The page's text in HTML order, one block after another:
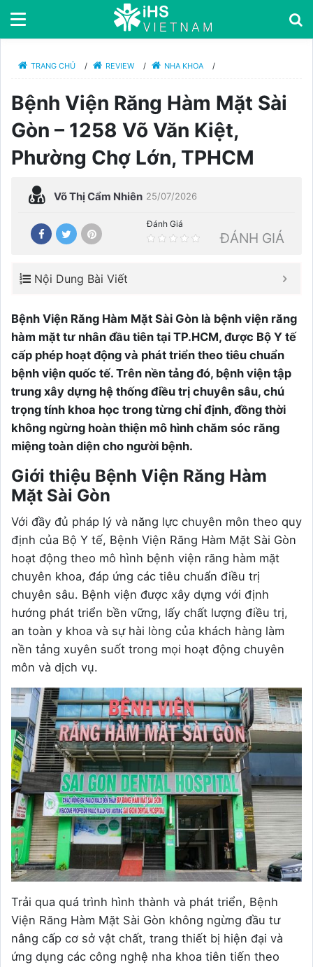
TRANG CHỦ / REVIEW / NHA KHOA /
Bệnh Viện Răng Hàm Mặt Sài
Gòn – 1258 Võ Văn Kiệt,
Phường Chợ Lớn, TPHCM
Võ Thị Cẩm Nhiên 25/07/2026
Đánh Giá
ĐÁNH GIÁ
Nội Dung Bài Viết
Bệnh Viện Răng Hàm Mặt Sài Gòn là bệnh viện răng
hàm mặt tư nhân đầu tiên tại TP.HCM, được Bộ Y tế
cấp phép hoạt động và phát triển theo tiêu chuẩn
bệnh viện quốc tế. Trên nền tảng đó, bệnh viện tập
trung xây dựng hệ thống điều trị chuyên sâu, chú
trọng tính khoa học trong từng chỉ định, đồng thời
không ngừng hoàn thiện mô hình chăm sóc răng
miệng toàn diện cho người bệnh.
Giới thiệu Bệnh Viện Răng Hàm
Mặt Sài Gòn
Với đầy đủ pháp lý và năng lực chuyên môn theo quy
định của Bộ Y tế, Bệnh Viện Răng Hàm Mặt Sài Gòn
hoạt động theo mô hình bệnh viện răng hàm mặt
chuyên khoa, đáp ứng các tiêu chuẩn điều trị
chuyên sâu. Bệnh viện được xây dựng với định
hướng phát triển bền vững, lấy chất lượng điều trị,
an toàn y khoa và sự hài lòng của khách hàng làm
nền tảng xuyên suốt trong mọi hoạt động chuyên
môn và dịch vụ.
Trải qua quá trình hình thành và phát triển, Bệnh
Viện Răng Hàm Mặt Sài Gòn không ngừng đầu tư
nâng cấp cơ sở vật chất, trang thiết bị hiện đại và
ứng dụng các công nghệ nha khoa tiên tiến theo